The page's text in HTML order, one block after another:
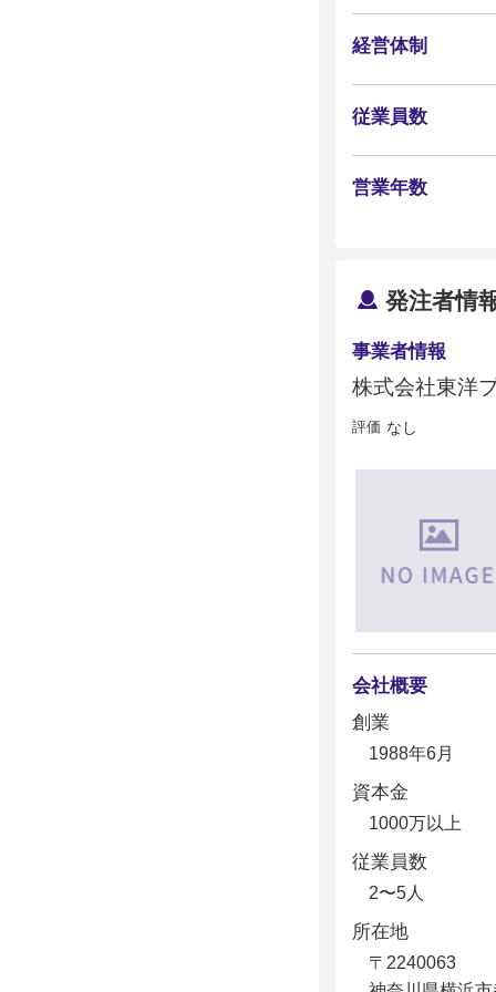
経営体制
従業員数
営業年数
発注者情
事業者情報
株式会社東洋
評価 なし
会社概要
創業
1988年6月
資本金
1000万以上
従業員数
2〜5人
所在地
〒2240063